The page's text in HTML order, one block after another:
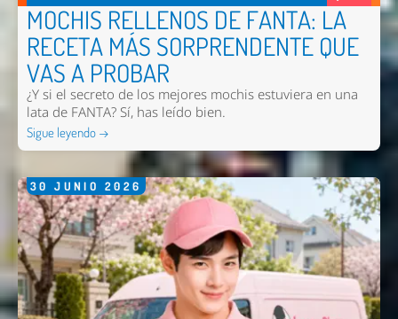
MOCHIS RELLENOS DE FANTA: LA
RECETA MÁS SORPRENDENTE QUE
VAS A PROBAR
¿Y si el secreto de los mejores mochis estuviera en una
lata de FANTA? Sí, has leído bien.
Sigue leyendo →
30 JUNIO 2026
Nombre *
Email *